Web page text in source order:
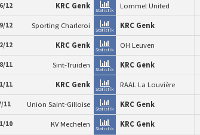
12 KRC Genk
Statistik
Lommel United
12 Sporting Charleroi
Statistik
KRC Genk
12 KRC Genk
Statistik
OH Leuven
11 Sint-Truiden
Statistik
KRC Genk
11 KRC Genk
Statistik
RAAL La Louvière
11 Union Saint-Gilloise
Statistik
KRC Genk
10 KV Mechelen
Statistik
KRC Genk